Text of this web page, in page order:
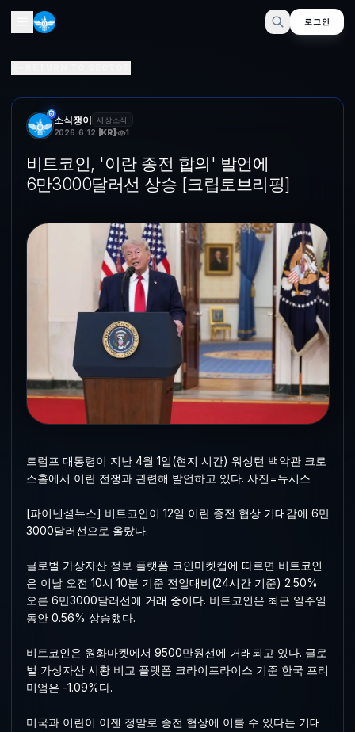
로그인
소식쟁이 세상소식
2026. 6. 12. [KR] 1
비트코인, '이란 종전 합의' 발언에
6만3000달러선 상승 [크립토브리핑]
트럼프 대통령이 지난 4월 1일(현지 시간) 워싱턴 백악관 크로
스홀에서 이란 전쟁과 관련해 발언하고 있다. 사진=뉴시스
[파이낸셜뉴스] 비트코인이 12일 이란 종전 협상 기대감에 6만
3000달러선으로 올랐다.
글로벌 가상자산 정보 플랫폼 코인마켓캡에 따르면 비트코인
은 이날 오전 10시 10분 기준 전일대비(24시간 기준) 2.50%
오른 6만3000달러선에 거래 중이다. 비트코인은 최근 일주일
동안 0.56% 상승했다.
비트코인은 원화마켓에서 9500만원선에 거래되고 있다. 글로
벌 가상자산 시황 비교 플랫폼 크라이프라이스 기준 한국 프리
미엄은 -1.09%다.
미국과 이란이 이젠 정말로 종전 협상에 이를 수 있다는 기대